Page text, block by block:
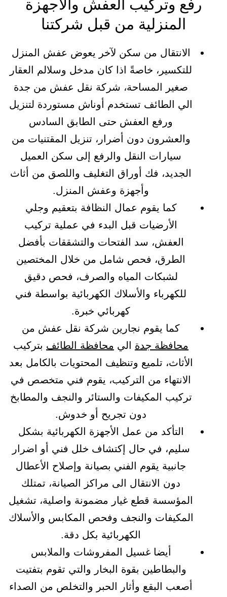
رفع وتركيب العفش والأجهزة
المنزلية من قبل شركتنا
الانتقال من سكن لآخر يعوض عفش المنزل
للتكسير، خاصةً اذا كان مدخل وسلالم العقار
صغير المساحة، شركة نقل عفش من جدة
الي الطائف تستخدم أوناش مستوردة لتنزيل
ورفع العفش حتى الطابق السادس
والعشرون دون أضرار، تنزيل المقتنيات من
سيارات النقل والرفع إلى سكن العميل
الجديد، فك أوراق التغليف واللصق من أثاث
وأجهزة وعفش المنزل.
كما يقوم عمال النظافة بتعقيم وجلي
الأرضيات قبل البدء في عملية تركيب
العفش، سد الفتحات والتشققات بأفضل
الطرق، فحص شامل من خلال المختصين
لشبكات المياه والصرف، فحص دقيق
للكهرباء والأسلاك الكهربائية بواسطة فني
كهربائي خبرة.
كما يقوم نجارين شركة نقل عفش من
محافظة جدة الي محافظة الطائف بتركيب
الأثاث، تلميع وتنظيف المحتويات بالكامل بعد
الانتهاء من التركيب، يقوم فني متخصص في
تركيب المكيفات والستائر والنجف والمطابخ
دون تجريح أو خدوش.
التأكد من عمل الأجهزة الكهربائية بشكل
سليم، في حال إكتشاف خلل فني أو اضرار
جانبية يقوم الفني بصيانة وإصلاح الأعطال
دون الانتقال الى مراكز الصيانة، تمتلك
المؤسسة قطع غيار مضمونة واصلية، تشغيل
المكيفات والنجف وفحص المكابس والأسلاك
الكهربائية بكل دقة.
أيضا غسيل المفروشات والملابس
والبطاطين بقوة البخار والتي تقوم بتفتيت
أصعب البقع وأثار الحبر والتخلص من الصداء